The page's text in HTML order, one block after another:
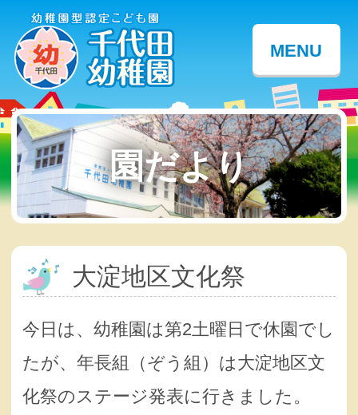
MENU
園だより
大淀地区文化祭
今日は、幼稚園は第2土曜日で休園でし
たが、年長組（ぞう組）は大淀地区文
化祭のステージ発表に行きました。